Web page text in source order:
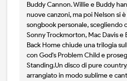
Buddy Cannon. Willie e Buddy
nuove canzoni, ma poi Nelson si
songbook personale, scegliendo
Sonny Trockmorton, Mac Davis e
Back Home chiude una trilogia
con God's Problem Child e
Standing.Un disco di pure
arrangiato in modo sublime e